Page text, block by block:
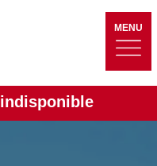
MENU
indisponible